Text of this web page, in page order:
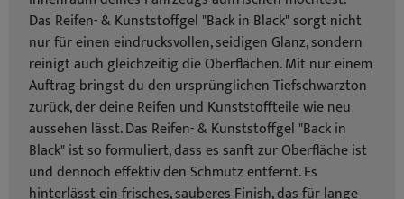
Das Reifen- & Kunststoffgel "Back in Black" sorgt nicht
nur für einen eindrucksvollen, seidigen Glanz, sondern
reinigt auch gleichzeitig die Oberflächen. Mit nur einem
Auftrag bringst du den ursprünglichen Tiefschwarzton
zurück, der deine Reifen und Kunststoffteile wie neu
aussehen lässt. Das Reifen- & Kunststoffgel "Back in
Black" ist so formuliert, dass es sanft zur Oberfläche ist
und dennoch effektiv den Schmutz entfernt. Es
hinterlässt ein frisches, sauberes Finish, das für lange